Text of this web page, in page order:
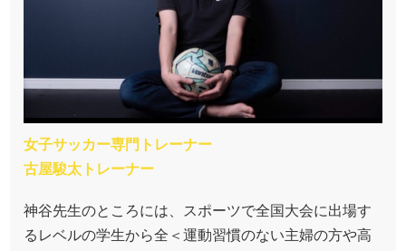
女子サッカー専門トレーナー
古屋駿太トレーナー
神谷先生のところには、スポーツで全国大会に出場す
るレベルの学生から全＜運動習慣のない主婦の方や高